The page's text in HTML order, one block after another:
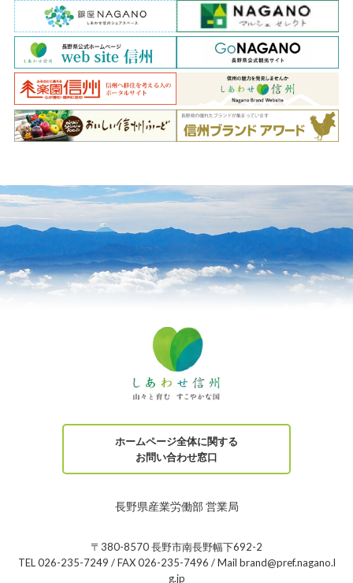
ホームページ全体に関する
お問い合わせ窓口
長野県産業労働部 営業局
〒380-8570 長野市南長野幅下692-2
TEL 026-235-7249 / FAX 026-235-7496 / Mail brand@pref.nagano.l
g.jp